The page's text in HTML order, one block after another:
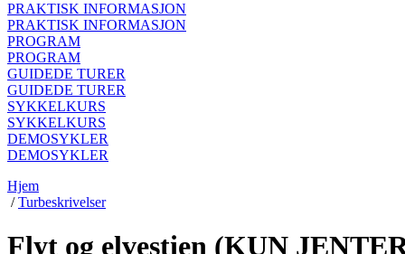
PRAKTISK INFORMASJON
PRAKTISK INFORMASJON
PROGRAM
PROGRAM
GUIDEDE TURER
GUIDEDE TURER
SYKKELKURS
SYKKELKURS
DEMOSYKLER
DEMOSYKLER
Hjem
/ Turbeskrivelser
Flyt og elvestien (KUN